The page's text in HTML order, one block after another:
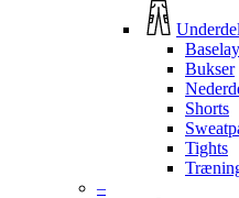
Bukser
Shorts
Tights
–